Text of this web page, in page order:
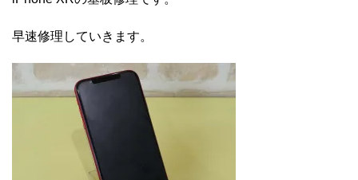
早速修理していきます。